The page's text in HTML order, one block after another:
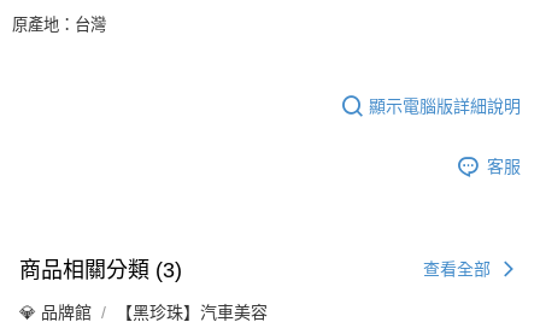
原產地：台灣
顯示電腦版詳細說明
客服
商品相關分類 (3) 查看全部
💎 品牌館 【黑珍珠】汽車美容